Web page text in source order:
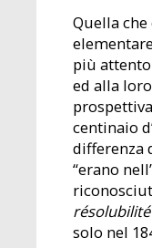
Quella
più
ed alla
centinaio
differenza
“erano
solo nel